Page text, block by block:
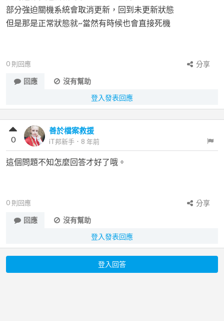
部分強迫關機系統會取消更新，回到未更新狀態
但是那是正常狀態就~當然有時候也會直接死機
0 則回應
分享
回應
沒有幫助
登入發表回應
善於檔案救援
iT邦新手 ． 8 年前
0
這個問題不知怎麼回答才好了哦。
0 則回應
分享
回應
沒有幫助
登入發表回應
登入回答